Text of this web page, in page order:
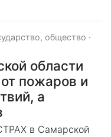
общество ·
области
пожаров и
а
в Самарской